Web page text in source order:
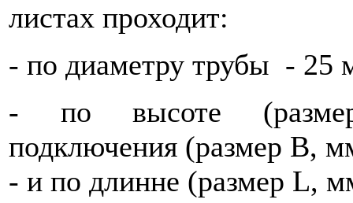
листах проходит:
- по диаметру трубы - 25
- по высоте (размер
подключения (размер В,
- и по длинне (размер L,